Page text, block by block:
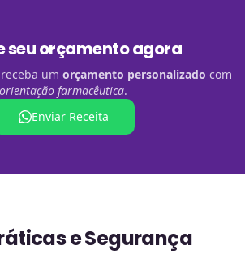
seu orçamento agora
um orçamento personalizado com
orientação farmacêutica.
Enviar Receita
e Segurança